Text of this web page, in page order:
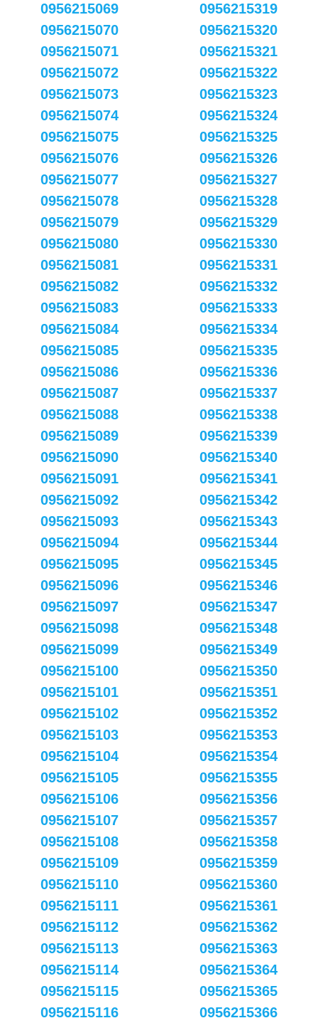
0956215069
0956215070
0956215071
0956215072
0956215073
0956215074
0956215075
0956215076
0956215077
0956215078
0956215079
0956215080
0956215081
0956215082
0956215083
0956215084
0956215085
0956215086
0956215087
0956215088
0956215089
0956215090
0956215091
0956215092
0956215093
0956215094
0956215095
0956215096
0956215097
0956215098
0956215099
0956215100
0956215101
0956215102
0956215103
0956215104
0956215105
0956215106
0956215107
0956215108
0956215109
0956215110
0956215111
0956215112
0956215113
0956215114
0956215115
0956215116
0956215319
0956215320
0956215321
0956215322
0956215323
0956215324
0956215325
0956215326
0956215327
0956215328
0956215329
0956215330
0956215331
0956215332
0956215333
0956215334
0956215335
0956215336
0956215337
0956215338
0956215339
0956215340
0956215341
0956215342
0956215343
0956215344
0956215345
0956215346
0956215347
0956215348
0956215349
0956215350
0956215351
0956215352
0956215353
0956215354
0956215355
0956215356
0956215357
0956215358
0956215359
0956215360
0956215361
0956215362
0956215363
0956215364
0956215365
0956215366